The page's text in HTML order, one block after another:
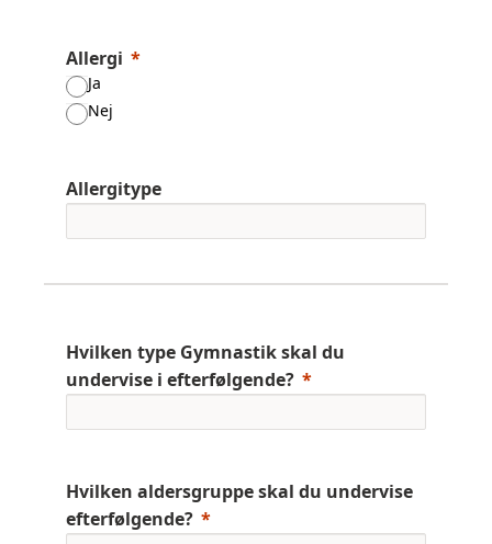
Allergi
Ja
Nej
Allergitype
Hvilken type Gymnastik skal du
undervise i efterfølgende?
Hvilken aldersgruppe skal du undervise
efterfølgende?